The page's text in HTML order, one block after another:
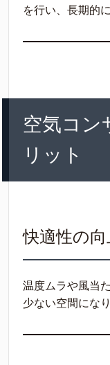
を行い、長期的
空気コン
リット
快適性の向
温度ムラや風当
少ない空間になり